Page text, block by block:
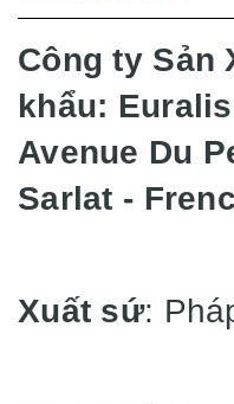
Công ty Sản
khẩu:
Avenue Du
Sarlat -
Xuất sứ: